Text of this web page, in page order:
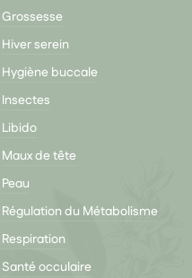
Grossesse
Hiver serein
Hygiène buccale
Insectes
Libido
Maux de tête
Peau
Régulation du Métabolisme
Respiration
Santé occulaire